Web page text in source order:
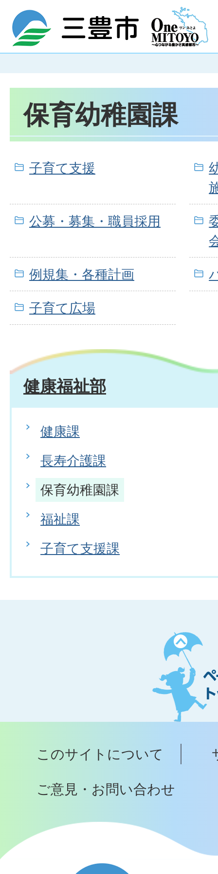
保育幼稚園課
子育て支援
公募・募集・職員採用
例規集・各種計画
子育て広場
健康福祉部
健康課
長寿介護課
保育幼稚園課
福祉課
子育て支援課
ペ
ー
ジ
ト
ッ
へ
このサイトについて
ご意見・お問い合わせ